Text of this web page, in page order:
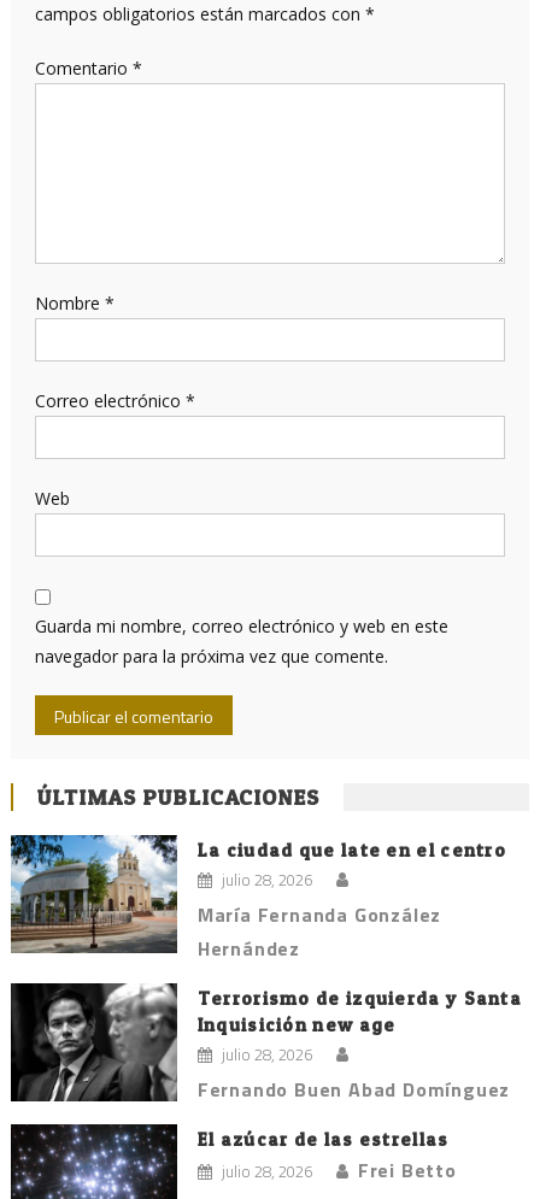
campos obligatorios están marcados con *
Comentario *
Nombre *
Correo electrónico *
Web
Guarda mi nombre, correo electrónico y web en este
navegador para la próxima vez que comente.
ÚLTIMAS PUBLICACIONES
La ciudad que late en el centro
julio 28, 2026
María Fernanda González
Hernández
Terrorismo de izquierda y Santa
Inquisición new age
julio 28, 2026
Fernando Buen Abad Domínguez
El azúcar de las estrellas
julio 28, 2026 Frei Betto